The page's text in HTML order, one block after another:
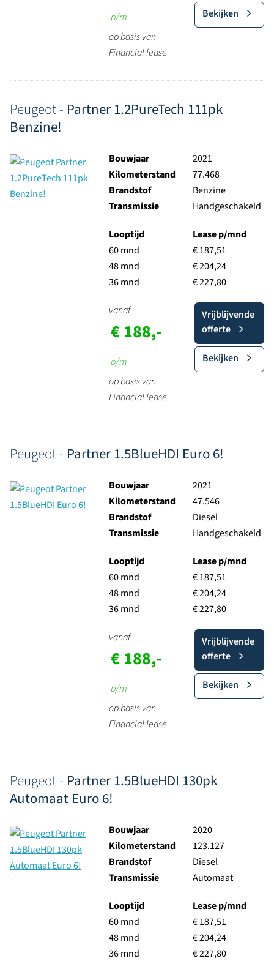
p/m
op basis van
Financial lease
Bekijken
Peugeot - Partner 1.2PureTech 111pk
Benzine!
Bouwjaar
2021
Kilometerstand
77.468
Brandstof
Benzine
Transmissie
Handgeschakeld
Looptijd
60 mnd
48 mnd
36 mnd
Lease p/mnd
€ 187,51
€ 204,24
€ 227,80
vanaf
€ 188,-
p/m
op basis van
Financial lease
Vrijblijvende
offerte
Bekijken
Peugeot - Partner 1.5BlueHDI Euro 6!
Bouwjaar
2021
Kilometerstand
47.546
Brandstof
Diesel
Transmissie
Handgeschakeld
Looptijd
60 mnd
48 mnd
36 mnd
Lease p/mnd
€ 187,51
€ 204,24
€ 227,80
vanaf
€ 188,-
p/m
op basis van
Financial lease
Vrijblijvende
offerte
Bekijken
Peugeot - Partner 1.5BlueHDI 130pk
Automaat Euro 6!
Bouwjaar
2020
Kilometerstand
123.127
Brandstof
Diesel
Transmissie
Automaat
Looptijd
60 mnd
48 mnd
36 mnd
Lease p/mnd
€ 187,51
€ 204,24
€ 227,80